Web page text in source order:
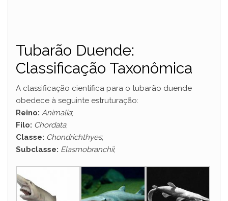
Tubarão Duende:
Classificação Taxonômica
A classificação científica para o tubarão duende
obedece à seguinte estruturação:
Reino: Animalia;
Filo: Chordata;
Classe: Chondrichthyes;
Subclasse: Elasmobranchii;